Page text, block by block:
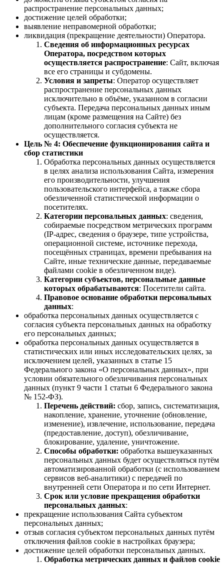
распространение персональных данных;
достижение целей обработки;
выявление неправомерной обработки;
ликвидация (прекращение деятельности) Оператора.
Сведения об информационных ресурсах
Оператора, посредством которых
осуществляется распространение: Сайт, включая
все его страницы и субдомены.
Условия и запреты: Оператор осуществляет
распространение персональных данных
исключительно в объёме, указанном в согласии
субъекта. Передача персональных данных иным
лицам (кроме размещения на Сайте) без
дополнительного согласия субъекта не
осуществляется.
Цель № 4: Обеспечение функционирования сайта и
сбор статистики
Обработка персональных данных осуществляется
в целях анализа использования Сайта, измерения
его производительности, улучшения
пользовательского интерфейса, а также сбора
обезличенной статистической информации о
посетителях.
Категории персональных данных: сведения,
собираемые посредством метрических программ
(IP-адрес, сведения о браузере, типе устройства,
операционной системе, источнике перехода,
посещённых страницах, времени пребывания на
Сайте, иные технические данные, передаваемые
файлами cookie в обезличенном виде).
Категории субъектов, персональные данные
которых обрабатываются: Посетители сайта.
Правовое основание обработки персональных
данных:
обработка персональных данных осуществляется с
согласия субъекта персональных данных на обработку
его персональных данных;
обработка персональных данных осуществляется в
статистических или иных исследовательских целях, за
исключением целей, указанных в статье 15
Федерального закона «О персональных данных», при
условии обязательного обезличивания персональных
данных (пункт 9 части 1 статьи 6 Федерального закона
№ 152-ФЗ).
Перечень действий: сбор, запись, систематизация,
накопление, хранение, уточнение (обновление,
изменение), извлечение, использование, передача
(предоставление, доступ), обезличивание,
блокирование, удаление, уничтожение.
Способы обработки: обработка вышеуказанных
персональных данных будет осуществляться путём
автоматизированной обработки (с использованием
сервисов веб-аналитики) с передачей по
внутренней сети Оператора и по сети Интернет.
Срок или условие прекращения обработки
персональных данных:
прекращение использования Сайта субъектом
персональных данных;
отзыв согласия субъектом персональных данных путём
отключения файлов cookie в настройках браузера;
достижение целей обработки персональных данных.
Обработка метрических данных и файлов cookie